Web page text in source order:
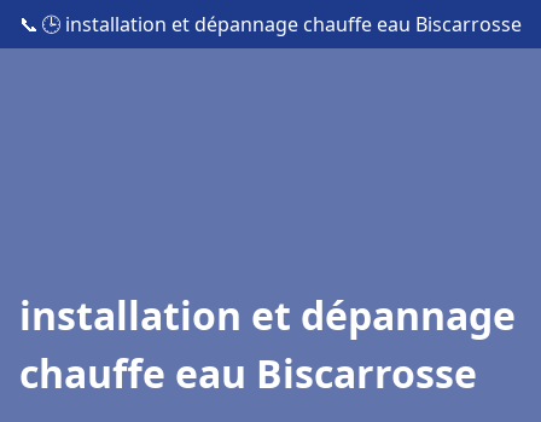
📞 🕒 installation et dépannage chauffe eau Biscarrosse
installation et dépannage
chauffe eau Biscarrosse